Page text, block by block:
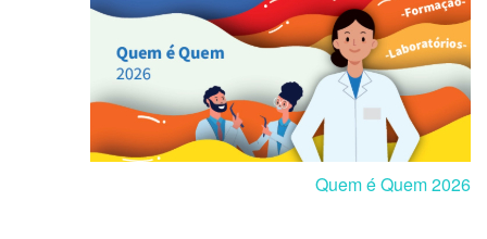
Quem é Quem 2026